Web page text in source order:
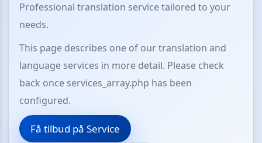
Professional translation service tailored to your
needs.
This page describes one of our translation and
language services in more detail. Please check
back once services_array.php has been
configured.
Få tilbud på Service